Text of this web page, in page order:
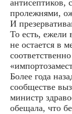
антисептиков,
пролежнями,
И
То есть, ежели
не остается в
Более года
сообществе
министр
обещала, что